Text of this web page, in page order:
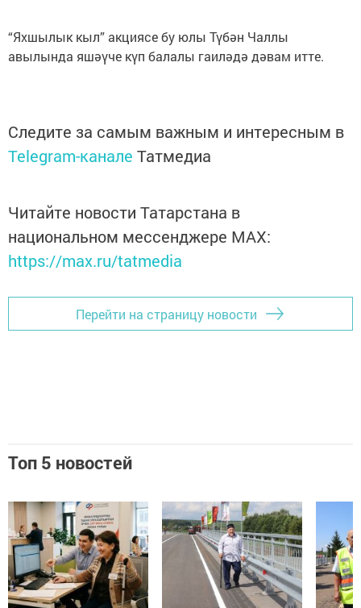
“Яхшылык кыл” акциясе бу юлы Түбән Чаллы
авылында яшәүче күп балалы гаиләдә дәвам итте.
Следите за самым важным и интересным в
Telegram-канале Татмедиа
Читайте новости Татарстана в
национальном мессенджере MАХ:
https://max.ru/tatmedia
Перейти на страницу новости
Топ 5 новостей